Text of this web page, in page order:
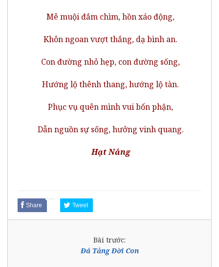
Mê muội đắm chìm, hồn xáo động,
Khôn ngoan vượt thắng, dạ bình an.
Con đường nhỏ hẹp, con đường sống,
Hướng lộ thênh thang, hướng lộ tàn.
Phục vụ quên mình vui bổn phận,
Dẫn nguồn sự sống, hưởng vinh quang.
Hạt Nắng
Share Tweet
Bài trước:
Đá Tảng Đời Con